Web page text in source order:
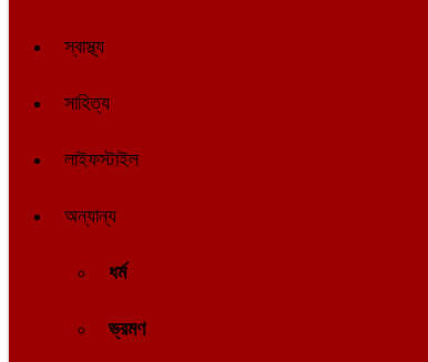
স্বাস্থ্য
সাহিত্য
লাইফস্টাইল
অন্যান্য
ধর্ম
ভ্রমণ